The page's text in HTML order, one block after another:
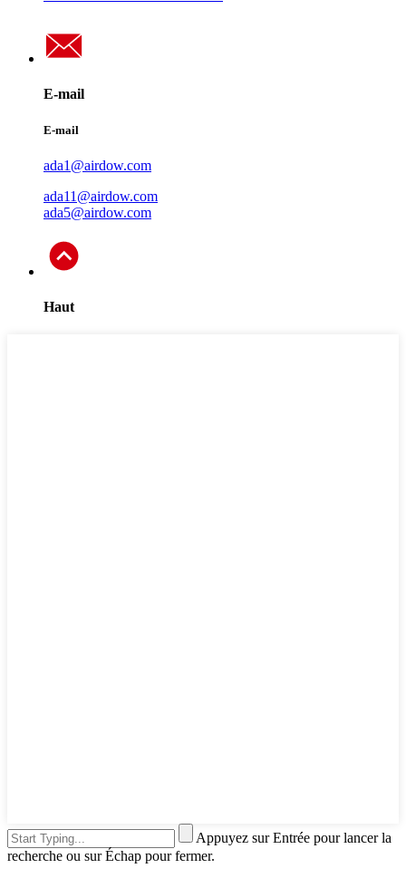
E-mail
E-mail
ada1@airdow.com
ada11@airdow.com
ada5@airdow.com
Haut
Appuyez sur Entrée pour lancer la
recherche ou sur Échap pour fermer.